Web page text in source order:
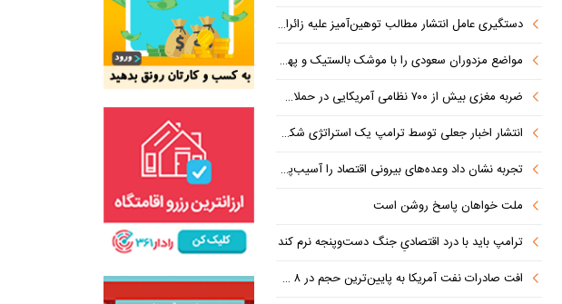
دستگیری عامل انتشار مطالب توهین‌آمیز علیه زائران اربعین در فضای مجازی
مواضع مزدوران سعودی را با موشک بالستیک و پهپاد در هم شکستیم
ضربه مغزی بیش از ۷۰۰ نظامی آمریکایی در حملات ایران
انتشار اخبار جعلی توسط ترامپ یک استراتژی شکست خورده است
تجربه نشان داد وعده‌های بیرونی اقتصاد را آسیب‌پذیرتر می‌کند
ملت خواهان پاسخ روشن است
ترامپ باید با درد اقتصادیِ جنگ دست‌و‌پنجه نرم کند
افت صادرات نفت آمریکا به پایین‌ترین حجم در ۸ ماه اخیر